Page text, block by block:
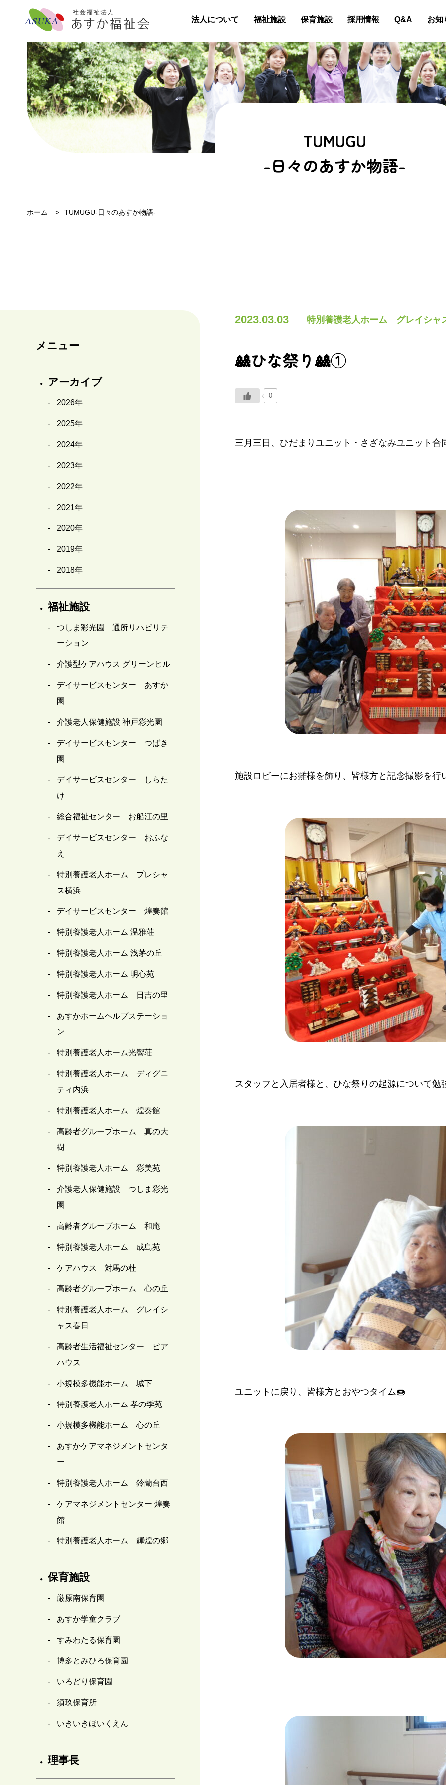
法人について 福祉施設 保育施設 採用情報 Q&A お知
TUMUGU
-日々のあすか物語-
ホーム TUMUGU-日々のあすか物語-
メニュー
アーカイブ
2026年
2025年
2024年
2023年
2022年
2021年
2020年
2019年
2018年
福祉施設
つしま彩光園 通所リハビリテ
ーション
介護型ケアハウス グリーンヒル
デイサービスセンター あすか
園
介護老人保健施設 神戸彩光園
デイサービスセンター つばき
園
デイサービスセンター しらた
け
総合福祉センター お船江の里
デイサービスセンター おふな
え
特別養護老人ホーム プレシャ
ス横浜
デイサービスセンター 煌奏館
特別養護老人ホーム 温雅荘
特別養護老人ホーム 浅茅の丘
特別養護老人ホーム 明心苑
特別養護老人ホーム 日吉の里
あすかホームヘルプステーショ
ン
特別養護老人ホーム光響荘
特別養護老人ホーム ディグニ
ティ内浜
特別養護老人ホーム 煌奏館
高齢者グループホーム 真の大
樹
特別養護老人ホーム 彩美苑
介護老人保健施設 つしま彩光
園
高齢者グループホーム 和庵
特別養護老人ホーム 成島苑
ケアハウス 対馬の杜
高齢者グループホーム 心の丘
特別養護老人ホーム グレイシ
ャス春日
高齢者生活福祉センター ピア
ハウス
小規模多機能ホーム 城下
特別養護老人ホーム 孝の季苑
小規模多機能ホーム 心の丘
あすかケアマネジメントセンタ
ー
特別養護老人ホーム 鈴蘭台西
ケアマネジメントセンター 煌奏
館
特別養護老人ホーム 輝煌の郷
保育施設
厳原南保育園
あすか学童クラブ
すみわたる保育園
博多とみひろ保育園
いろどり保育園
須玖保育所
いきいきほいくえん
理事長
2023.03.03 特別養護老人ホーム グレイシャ
🎎ひな祭り🎎①
0
三月三日、ひだまりユニット・さざなみユニット
施設ロビーにお雛様を飾り、皆様方と記念撮影を行
スタッフと入居者様と、ひな祭りの起源について勉
ユニットに戻り、皆様方とおやつタイム🍩